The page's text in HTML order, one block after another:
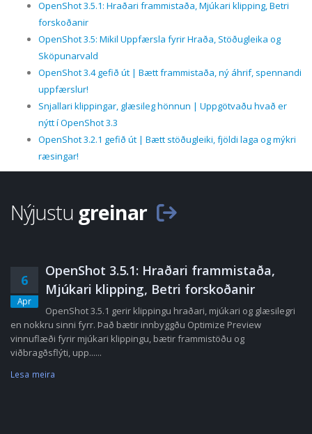
OpenShot 3.5.1: Hraðari frammistaða, Mjúkari klipping, Betri
forskoðanir
OpenShot 3.5: Mikil Uppfærsla fyrir Hraða, Stöðugleika og
Sköpunarvald
OpenShot 3.4 gefið út | Bætt frammistaða, ný áhrif, spennandi
uppfærslur!
Snjallari klippingar, glæsileg hönnun | Uppgötvaðu hvað er
nýtt í OpenShot 3.3
OpenShot 3.2.1 gefið út | Bætt stöðugleiki, fjöldi laga og mýkri
ræsingar!
Nýjustu greinar
6
Apr
OpenShot 3.5.1: Hraðari frammistaða,
Mjúkari klipping, Betri forskoðanir
OpenShot 3.5.1 gerir klippingu hraðari, mjúkari og glæsilegri
en nokkru sinni fyrr. Það bætir innbyggðu Optimize Preview
vinnuflæði fyrir mjúkari klippingu, bætir frammistöðu og
viðbragðsflýti, upp......
Lesa meira